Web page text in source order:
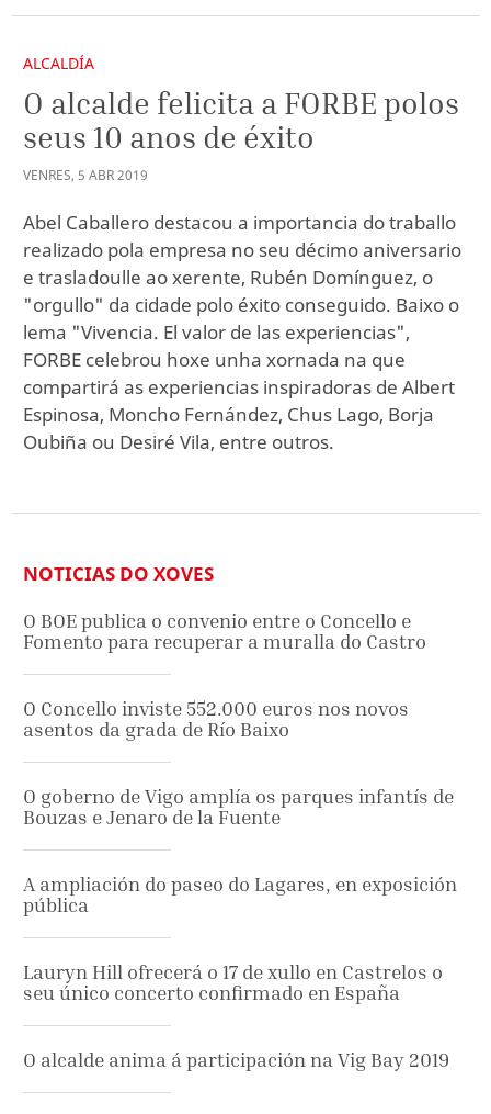
ALCALDÍA
O alcalde felicita a FORBE polos
seus 10 anos de éxito
VENRES, 5 ABR2019
Abel Caballero destacou a importancia do traballo
realizado pola empresa no seu décimo aniversario
e trasladoulle ao xerente, Rubén Domínguez, o
"orgullo" da cidade polo éxito conseguido. Baixo o
lema "Vivencia. El valor de las experiencias",
FORBE celebrou hoxe unha xornada na que
compartirá as experiencias inspiradoras de Albert
Espinosa, Moncho Fernández, Chus Lago, Borja
Oubiña ou Desiré Vila, entre outros.
NOTICIAS DO XOVES
O BOE publica o convenio entre o Concello e
Fomento para recuperar a muralla do Castro
O Concello inviste 552.000 euros nos novos
asentos da grada de Río Baixo
O goberno de Vigo amplía os parques infantís de
Bouzas e Jenaro de la Fuente
A ampliación do paseo do Lagares, en exposición
pública
Lauryn Hill ofrecerá o 17 de xullo en Castrelos o
seu único concerto confirmado en España
O alcalde anima á participación na Vig Bay 2019